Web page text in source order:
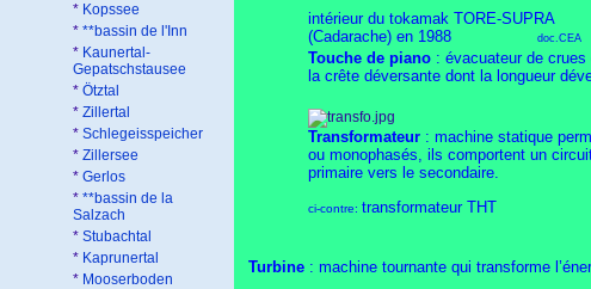
* Kopssee
* **bassin de l'Inn
* Kaunertal-
Gepatschstausee
* Ötztal
* Zillertal
* Schlegeisspeicher
* Zillersee
* Gerlos
* **bassin de la
Salzach
* Stubachtal
* Kaprunertal
* Mooserboden
intérieur du tokamak TORE-SUPRA
(Cadarache) en 1988
doc.CEA
Touche de piano : évacuateur de
la crête déversante dont la longueur
Transformateur : machine statique
ou monophasés, ils comportent un
primaire vers le secondaire.
ci-contre: transformateur THT
Turbine : machine tournante qui transforme